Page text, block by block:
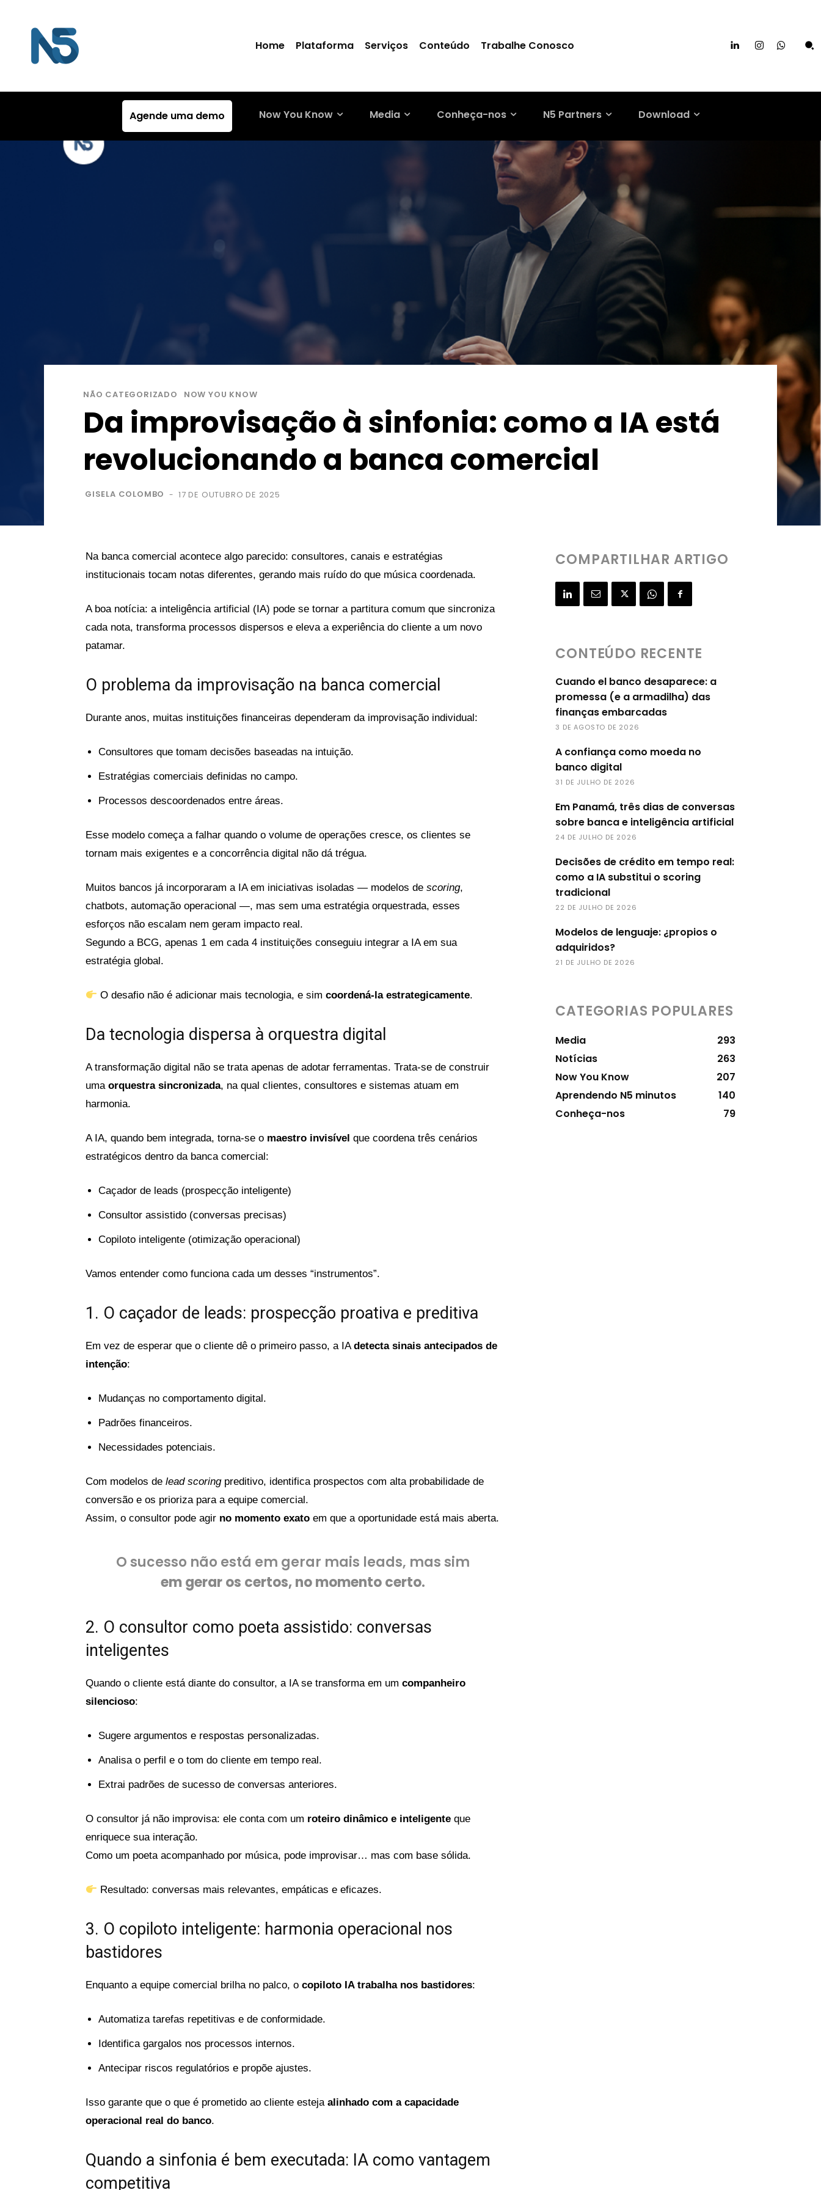
Home Plataforma Serviços Conteúdo Trabalhe Conosco
Agende uma demo Now You Know Media Conheça-nos N5 Partners Download
NÃO CATEGORIZADO NOW YOU KNOW
Da improvisação à sinfonia: como a IA está
revolucionando a banca comercial
GISELA COLOMBO - 17 DE OUTUBRO DE 2025
Na banca comercial acontece algo parecido: consultores, canais e estratégias
institucionais tocam notas diferentes, gerando mais ruído do que música coordenada.
A boa notícia: a inteligência artificial (IA) pode se tornar a partitura comum que sincroniza
cada nota, transforma processos dispersos e eleva a experiência do cliente a um novo
patamar.
O problema da improvisação na banca comercial
Durante anos, muitas instituições financeiras dependeram da improvisação individual:
Consultores que tomam decisões baseadas na intuição.
Estratégias comerciais definidas no campo.
Processos descoordenados entre áreas.
Esse modelo começa a falhar quando o volume de operações cresce, os clientes se
tornam mais exigentes e a concorrência digital não dá trégua.
Muitos bancos já incorporaram a IA em iniciativas isoladas — modelos de scoring,
chatbots, automação operacional —, mas sem uma estratégia orquestrada, esses
esforços não escalam nem geram impacto real.
Segundo a BCG, apenas 1 em cada 4 instituições conseguiu integrar a IA em sua
estratégia global.
O desafio não é adicionar mais tecnologia, e simcoordená-la estrategicamente.
Da tecnologia dispersa à orquestra digital
A transformação digital não se trata apenas de adotar ferramentas. Trata-se de construir
uma orquestra sincronizada, na qual clientes, consultores e sistemas atuam em
harmonia.
A IA, quando bem integrada, torna-se o maestro invisível que coordena três cenários
estratégicos dentro da banca comercial:
Caçador de leads (prospecção inteligente)
Consultor assistido (conversas precisas)
Copiloto inteligente (otimização operacional)
Vamos entender como funciona cada um desses “instrumentos”.
1. O caçador de leads: prospecção proativa e preditiva
Em vez de esperar que o cliente dê o primeiro passo, a IAdetecta sinais antecipados de
intenção:
Mudanças no comportamento digital.
Padrões financeiros.
Necessidades potenciais.
Com modelos de lead scoringpreditivo, identifica prospectos com alta probabilidade de
conversão e os prioriza para a equipe comercial.
Assim, o consultor pode agir no momento exato em que a oportunidade está mais aberta.
O sucesso não está em gerar mais leads, mas sim
em gerar os certos, no momento certo.
2. O consultor como poeta assistido: conversas
inteligentes
Quando o cliente está diante do consultor, a IA se transforma em um companheiro
silencioso:
Sugere argumentos e respostas personalizadas.
Analisa o perfil e o tom do cliente em tempo real.
Extrai padrões de sucesso de conversas anteriores.
O consultor já não improvisa: ele conta com um roteiro dinâmico e inteligente que
enriquece sua interação.
Como um poeta acompanhado por música, pode improvisar… mas com base sólida.
Resultado: conversas mais relevantes, empáticas e eficazes.
3. O copiloto inteligente: harmonia operacional nos
bastidores
Enquanto a equipe comercial brilha no palco, o copiloto IA trabalha nos bastidores:
Automatiza tarefas repetitivas e de conformidade.
Identifica gargalos nos processos internos.
Antecipar riscos regulatórios e propõe ajustes.
Isso garante que o que é prometido ao cliente esteja alinhado com a capacidade
operacional real do banco.
Quando a sinfonia é bem executada: IA como vantagem
competitiva
COMPARTILHAR ARTIGO
CONTEÚDO RECENTE
Cuando el banco desaparece: a
promessa (e a armadilha) das
finanças embarcadas
3 DE AGOSTO DE 2026
A confiança como moeda no
banco digital
31 DE JULHO DE 2026
Em Panamá, três dias de conversas
sobre banca e inteligência artificial
24 DE JULHO DE 2026
Decisões de crédito em tempo real:
como a IA substitui o scoring
tradicional
22 DE JULHO DE 2026
Modelos de lenguaje: ¿propios o
adquiridos?
21 DE JULHO DE 2026
CATEGORIAS POPULARES
Media
293
Notícias
263
Now You Know
207
Aprendendo N5 minutos
140
Conheça-nos
79